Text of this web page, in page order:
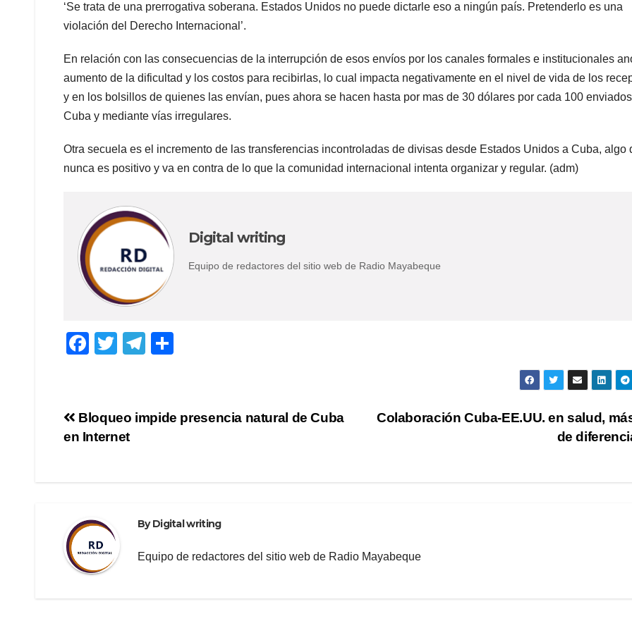
‘Se trata de una prerrogativa soberana. Estados Unidos no puede dictarle eso a ningún país. Pretenderlo es una
violación del Derecho Internacional’.
En relación con las consecuencias de la interrupción de esos envíos por los canales formales e institucionales
aumento de la dificultad y los costos para recibirlas, lo cual impacta negativamente en el nivel de vida de los
y en los bolsillos de quienes las envían, pues ahora se hacen hasta por mas de 30 dólares por cada 100
Cuba y mediante vías irregulares.
Otra secuela es el incremento de las transferencias incontroladas de divisas desde Estados Unidos a Cuba, algo
nunca es positivo y va en contra de lo que la comunidad internacional intenta organizar y regular. (adm)
Digital writing
Equipo de redactores del sitio web de Radio Mayabeque
F
e
b
T
er
T
gr
a
e
Post
Colaboración Cuba-EE.UU. en salud,
de
Bloqueo impide presencia natural de Cuba
en Internet
ByDigital writing
Equipo de redactores del sitio web de Radio Mayabeque